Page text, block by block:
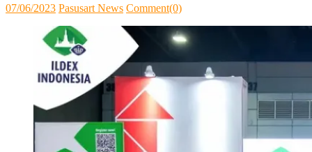
Posted
07/06/2023 Author
Pasusart News Comment(0)